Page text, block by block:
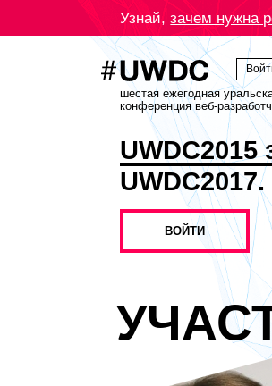
Узнай,зачем нужна
шестая ежегодная
конференция веб-
ВОЙТИ